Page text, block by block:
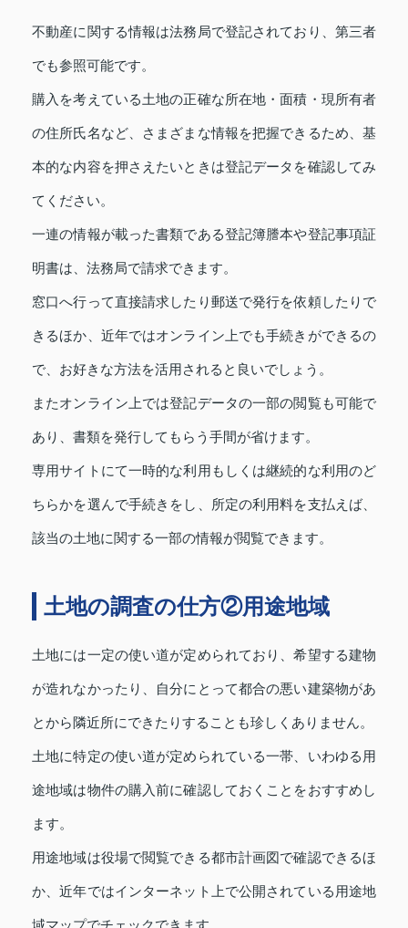
不動産に関する情報は法務局で登記されており、第三者
でも参照可能です。
購入を考えている土地の正確な所在地・面積・現所有者
の住所氏名など、さまざまな情報を把握できるため、基
本的な内容を押さえたいときは登記データを確認してみ
てください。
一連の情報が載った書類である登記簿謄本や登記事項証
明書は、法務局で請求できます。
窓口へ行って直接請求したり郵送で発行を依頼したりで
きるほか、近年ではオンライン上でも手続きができるの
で、お好きな方法を活用されると良いでしょう。
またオンライン上では登記データの一部の閲覧も可能で
あり、書類を発行してもらう手間が省けます。
専用サイトにて一時的な利用もしくは継続的な利用のど
ちらかを選んで手続きをし、所定の利用料を支払えば、
該当の土地に関する一部の情報が閲覧できます。
土地の調査の仕方②用途地域
土地には一定の使い道が定められており、希望する建物
が造れなかったり、自分にとって都合の悪い建築物があ
とから隣近所にできたりすることも珍しくありません。
土地に特定の使い道が定められている一帯、いわゆる用
途地域は物件の購入前に確認しておくことをおすすめし
ます。
用途地域は役場で閲覧できる都市計画図で確認できるほ
か、近年ではインターネット上で公開されている用途地